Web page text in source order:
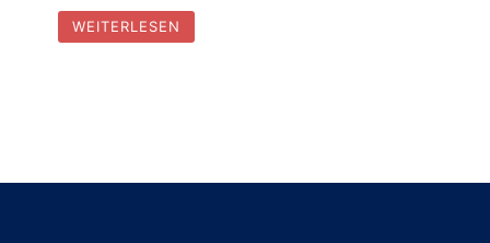
WEITERLESEN